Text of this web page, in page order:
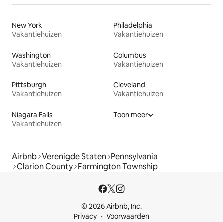
New York
Vakantiehuizen
Philadelphia
Vakantiehuizen
Washington
Vakantiehuizen
Columbus
Vakantiehuizen
Pittsburgh
Vakantiehuizen
Cleveland
Vakantiehuizen
Niagara Falls
Vakantiehuizen
Toon meer
Airbnb Verenigde Staten Pennsylvania
Clarion County Farmington Township
© 2026 Airbnb, Inc.
Privacy
Voorwaarden